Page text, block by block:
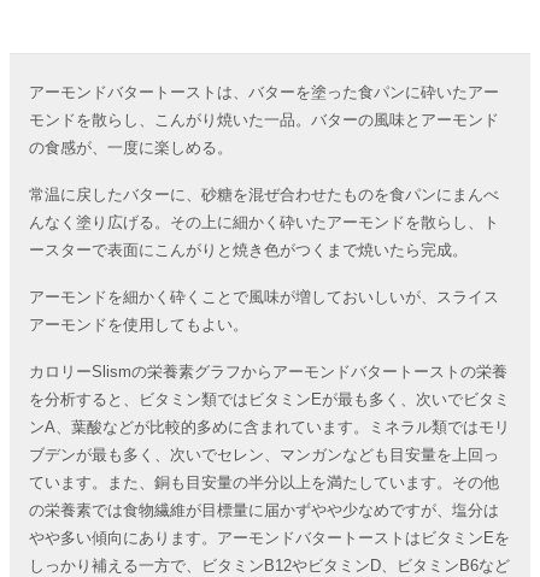
アーモンドバタートーストは、バターを塗った食パンに砕いたアー
モンドを散らし、こんがり焼いた一品。バターの風味とアーモンド
の食感が、一度に楽しめる。
常温に戻したバターに、砂糖を混ぜ合わせたものを食パンにまんべ
んなく塗り広げる。その上に細かく砕いたアーモンドを散らし、ト
ースターで表面にこんがりと焼き色がつくまで焼いたら完成。
アーモンドを細かく砕くことで風味が増しておいしいが、スライス
アーモンドを使用してもよい。
カロリーSlismの栄養素グラフからアーモンドバタートーストの栄養
を分析すると、ビタミン類ではビタミンEが最も多く、次いでビタミ
ンA、葉酸などが比較的多めに含まれています。ミネラル類ではモリ
ブデンが最も多く、次いでセレン、マンガンなども目安量を上回っ
ています。また、銅も目安量の半分以上を満たしています。その他
の栄養素では食物繊維が目標量に届かずやや少なめですが、塩分は
やや多い傾向にあります。アーモンドバタートーストはビタミンEを
しっかり補える一方で、ビタミンB12やビタミンD、ビタミンB6など